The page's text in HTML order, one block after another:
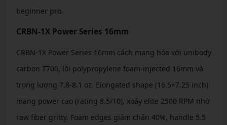
beginner pro.
CRBN-1X Power Series 16mm
CRBN-1X Power Series 16mm cách mạng hóa với unibody
carbon T700, lõi polypropylene foam-injected 16mm và
trọng lượng 7.8-8.1 oz. Elongated shape (16.5×7.25 inch)
mang power cao (rating 8.5/10), xoáy elite 2500 RPM nhờ
raw fiber gritty. Foam edges giảm chấn 40%, handle 5.5